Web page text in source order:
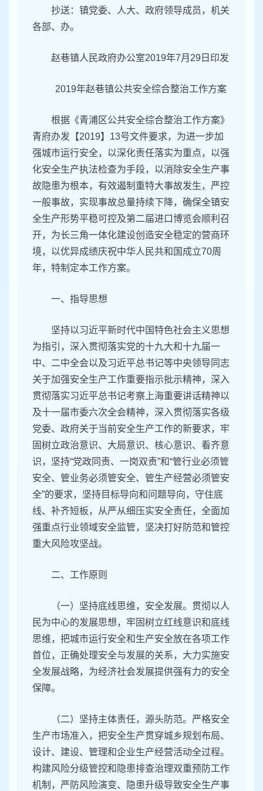
抄送：镇党委、人大、政府领导成员，机关
各部、办。
赵巷镇人民政府办公室2019年7月29日印发
2019年赵巷镇公共安全综合整治工作方案
根据《青浦区公共安全综合整治工作方案》
青府办发【2019】13号文件要求，为进一步加
强城市运行安全，以深化责任落实为重点，以强
化安全生产执法检查为手段，以消除安全生产事
故隐患为根本，有效遏制重特大事故发生，严控
一般事故，实现事故总量持续下降，确保全镇安
全生产形势平稳可控及第二届进口博览会顺利召
开，为长三角一体化建设创造安全稳定的营商环
境，以优异成绩庆祝中华人民共和国成立70周
年，特制定本工作方案。
一、指导思想
坚持以习近平新时代中国特色社会主义思想
为指引，深入贯彻落实党的十九大和十九届一
中、二中全会以及习近平总书记等中央领导同志
关于加强安全生产工作重要指示批示精神，深入
贯彻落实习近平总书记考察上海重要讲话精神以
及十一届市委六次全会精神，深入贯彻落实各级
党委、政府关于当前安全生产工作的新要求，牢
固树立政治意识、大局意识、核心意识、看齐意
识，坚持“党政同责、一岗双责”和“管行业必须管
安全、管业务必须管安全、管生产经营必须管安
全”的要求，坚持目标导向和问题导向，守住底
线、补齐短板，从严从细压实安全责任，全面加
强重点行业领域安全监管，坚决打好防范和管控
重大风险攻坚战。
二、工作原则
（一）坚持底线思维，安全发展。贯彻以人
民为中心的发展思想，牢固树立红线意识和底线
思维，把城市运行安全和生产安全放在各项工作
首位，正确处理安全与发展的关系，大力实施安
全发展战略，为经济社会发展提供强有力的安全
保障。
（二）坚持主体责任，源头防范。严格安全
生产市场准入，把安全生产贯穿城乡规划布局、
设计、建设、管理和企业生产经营活动全过程。
构建风险分级管控和隐患排查治理双重预防工作
机制，严防风险演变、隐患升级导致安全生产事